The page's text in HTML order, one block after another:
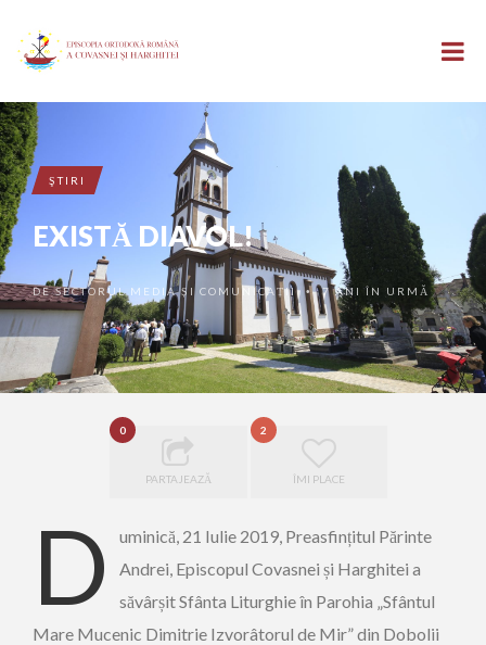
ŞTIRI
EXISTĂ DIAVOL!
DESECTORUL MEDIA ȘI COMUNICAȚII •7 ANI ÎN URMĂ
0
PARTAJEAZĂ
2
ÎMI PLACE
D
uminică, 21 Iulie 2019, Preasfințitul Părinte
Andrei, Episcopul Covasnei și Harghitei a
săvârșit Sfânta Liturghie în Parohia „Sfântul
Mare Mucenic Dimitrie Izvorâtorul de Mir” din Dobolii